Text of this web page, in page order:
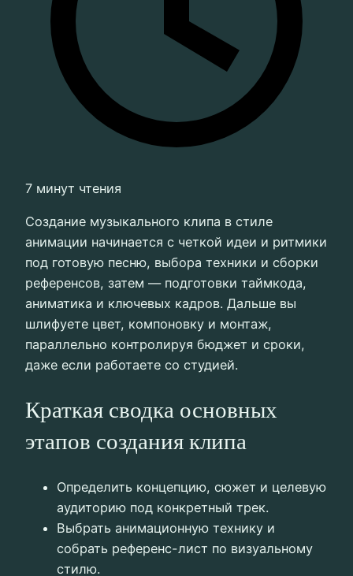
7 минут чтения
Создание музыкального клипа в стиле
анимации начинается с четкой идеи и ритмики
под готовую песню, выбора техники и сборки
референсов, затем — подготовки таймкода,
аниматика и ключевых кадров. Дальше вы
шлифуете цвет, компоновку и монтаж,
параллельно контролируя бюджет и сроки,
даже если работаете со студией.
Краткая сводка основных
этапов создания клипа
Определить концепцию, сюжет и целевую
аудиторию под конкретный трек.
Выбрать анимационную технику и
собрать референс-лист по визуальному
стилю.